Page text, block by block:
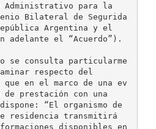
Administrativo para la
Bilateral de Segurida
Argentina y el
adelante el “Acuerdo”).
se consulta particularme
respecto del
en el marco de una ev
de prestación con una
“El organismo de
residencia transmitirá
disponibles en